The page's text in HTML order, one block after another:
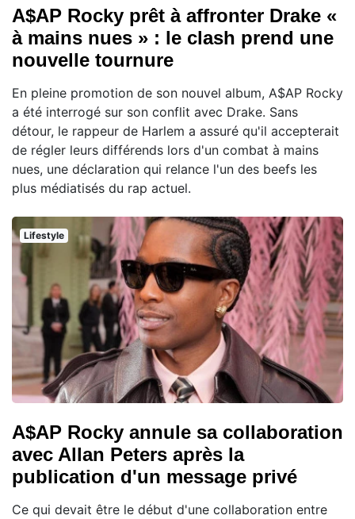
A$AP Rocky prêt à affronter Drake «
à mains nues » : le clash prend une
nouvelle tournure
En pleine promotion de son nouvel album, A$AP Rocky
a été interrogé sur son conflit avec Drake. Sans
détour, le rappeur de Harlem a assuré qu'il accepterait
de régler leurs différends lors d'un combat à mains
nues, une déclaration qui relance l'un des beefs les
plus médiatisés du rap actuel.
Lifestyle
A$AP Rocky annule sa collaboration
avec Allan Peters après la
publication d'un message privé
Ce qui devait être le début d'une collaboration entre